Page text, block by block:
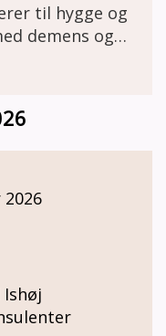
til hygge og
demens og